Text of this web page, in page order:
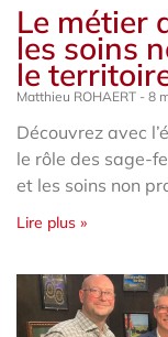
Le métier
les soins
le
Matthieu ROHAERT 8
Découvrez avec
le rôle des sage-
et les soins non
Lire plus »